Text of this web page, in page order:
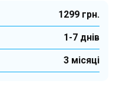
1299 грн.
1-7 днів
3 місяці